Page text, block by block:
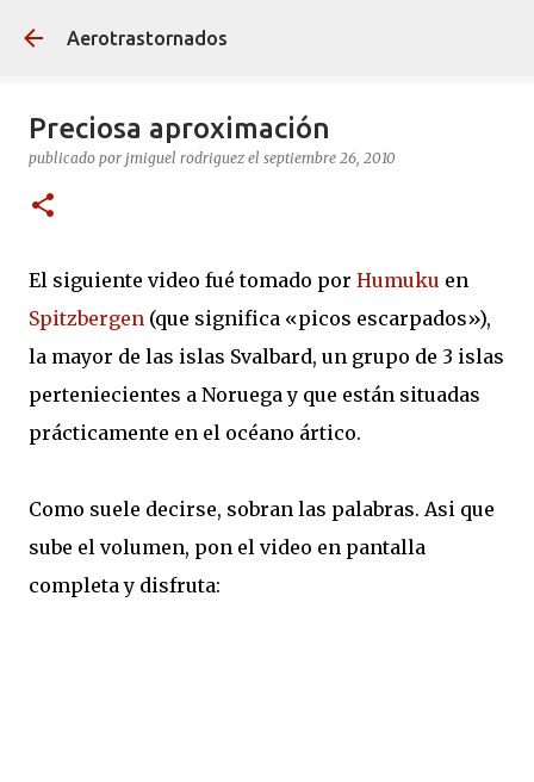
Aerotrastornados
Preciosa aproximación
publicado por jmiguel rodriguez el septiembre 26, 2010
El siguiente video fué tomado por Humuku en
Spitzbergen (que significa «picos escarpados»),
la mayor de las islas Svalbard, un grupo de 3 islas
perteniecientes a Noruega y que están situadas
prácticamente en el océano ártico.
Como suele decirse, sobran las palabras. Asi que
sube el volumen, pon el video en pantalla
completa y disfruta: